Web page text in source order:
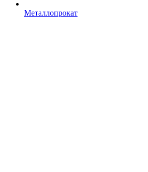
Металлопрокат